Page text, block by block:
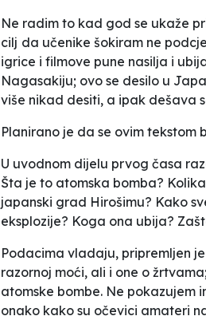
Ne radim to kad god se ukaže
cilj da učenike šokiram ne
igrice i filmove pune nasilja i
Nagasakiju; ovo se desilo u
više nikad desiti, a ipak dešava
Planirano je da se ovim tekstom
U uvodnom dijelu prvog časa
Šta je to atomska bomba?
japanski grad Hirošimu? Kako
eksplozije? Koga ona ubija?
Podacima vladaju, pripremljen
razornoj moći, ali i one o
atomske bombe. Ne
onako kako su očevici amateri